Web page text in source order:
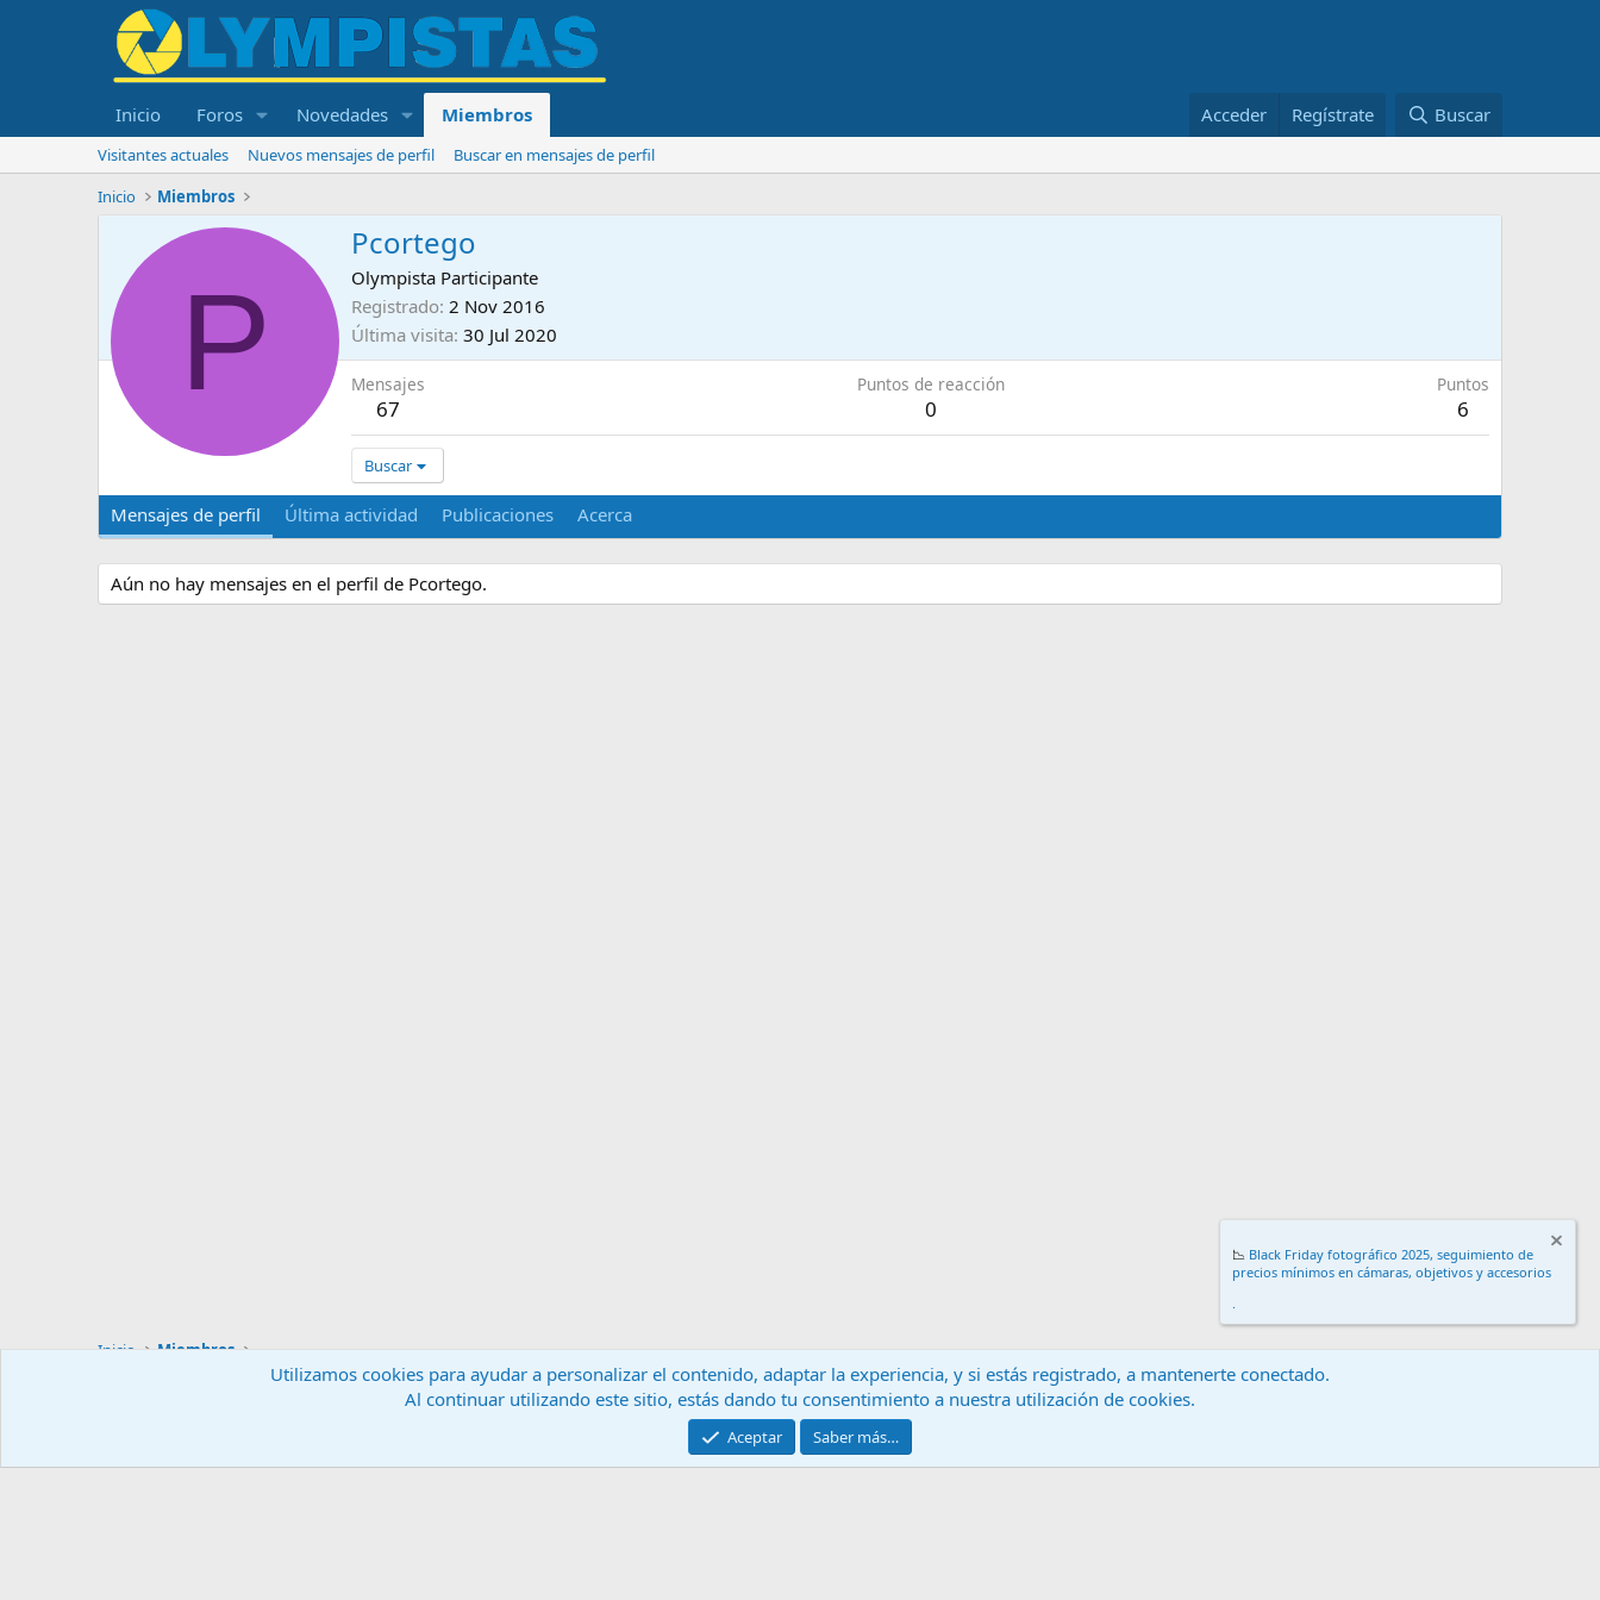
Inicio Foros Novedades Miembros Acceder Regístrate Buscar
Visitantes actuales Nuevos mensajes de perfil
Buscar en mensajes de perfil
Inicio
Miembros
P
Pcortego
Olympista Participante
Registrado 2 Nov 2016
Última visita 30 Jul 2020
Mensajes
67
Puntos de reacción
0
Puntos
6
Buscar
Mensajes de perfil Última actividad Publicaciones Acerca
Aún no hay mensajes en el perfil de Pcortego.
Inicio Miembros
Contáctanos Términos y reglas
Community platform by XenForo® © 2010-2024 XenForo Ltd.
📉 Black Friday fotográfico 2025, seguimiento de
precios mínimos en cámaras, objetivos y accesorios
.
Utilizamos cookies para ayudar a personalizar el contenido, adaptar la experiencia, y si estás registrado, a mantenerte conectado.
Al continuar utilizando este sitio, estás dando tu consentimiento a nuestra utilización de cookies.
Aceptar Saber más…